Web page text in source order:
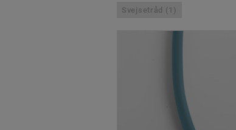
Svejsetråd (1)